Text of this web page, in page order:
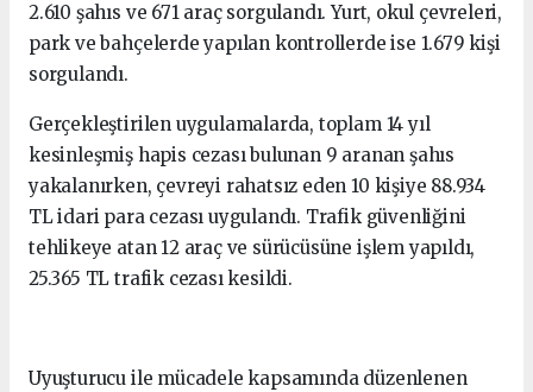
2.610 şahıs ve 671 araç sorgulandı. Yurt, okul çevreleri,
park ve bahçelerde yapılan kontrollerde ise 1.679 kişi
sorgulandı.
Gerçekleştirilen uygulamalarda, toplam 14 yıl
kesinleşmiş hapis cezası bulunan 9 aranan şahıs
yakalanırken, çevreyi rahatsız eden 10 kişiye 88.934
TL idari para cezası uygulandı. Trafik güvenliğini
tehlikeye atan 12 araç ve sürücüsüne işlem yapıldı,
25.365 TL trafik cezası kesildi.
Uyuşturucu ile mücadele kapsamında düzenlenen